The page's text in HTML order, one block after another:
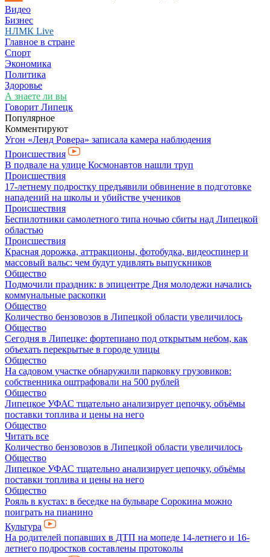
Видео
Бизнес
НЛМК Live
Главное в стране
Спорт
Экономика
Политика
Здоровье
А знаете ли вы
Говорит Липецк
Популярное
Комментируют
Угон «Ленд Ровера» записала камера наблюдения
Происшествия
В подвале на улице Космонавтов нашли труп
Происшествия
17-летнему подростку предъявили обвинение в подготовке
нападений на школы и убийстве учеников
Происшествия
Беспилотники самолетного типа ночью сбиты над Липецкой
областью
Происшествия
Красная дорожка, аттракционы, фотобудка, видеоспинер и
массовый вальс: чем будут удивлять выпускников
Общество
Подмочили праздник: в эпицентре Дня молодежи начались
коммунальные раскопки
Общество
Количество бензовозов в Липецкой области увеличилось
Общество
Сегодня в Липецке: фортепиано под открытым небом, как
объехать перекрытые в городе улицы
Общество
На садовом участке обнаружили парковку грузовиков:
собственника оштрафовали на 500 рублей
Общество
Липецкое УФАС тщательно анализирует цепочку, объёмы
поставки топлива и цены на него
Общество
Читать все
Количество бензовозов в Липецкой области увеличилось
Общество
Липецкое УФАС тщательно анализирует цепочку, объёмы
поставки топлива и цены на него
Общество
Рояль в кустах: в беседке на бульваре Сорокина можно
поиграть на пианино
Культура
На родителей попавших в ДТП на мопеде 14-летнего и 16-
летнего подростков составлены протоколы